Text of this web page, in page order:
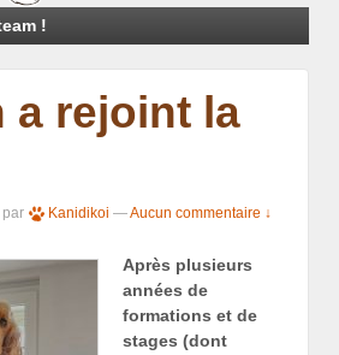
!
a rejoint la
par Kanidikoi —Aucun commentaire ↓
Après plusieurs
années de
formations et de
stages (dont